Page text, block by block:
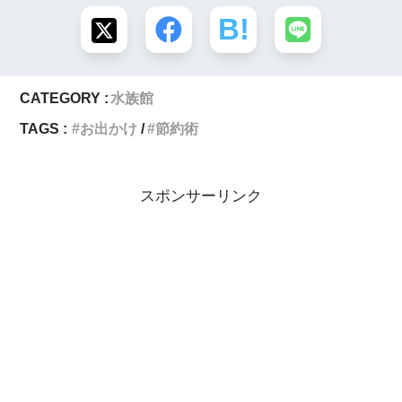
CATEGORY : 水族館
TAGS :
お出かけ 節約術
スポンサーリンク